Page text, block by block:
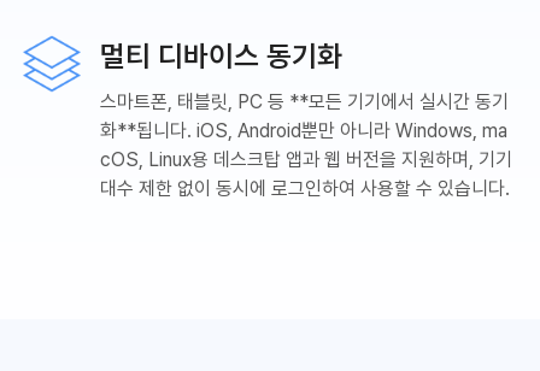
멀티 디바이스 동기화
스마트폰, 태블릿, PC 등 **모든 기기에서 실시간 동기
화**됩니다. iOS, Android뿐만 아니라 Windows, ma
cOS, Linux용 데스크탑 앱과 웹 버전을 지원하며, 기기
대수 제한 없이 동시에 로그인하여 사용할 수 있습니다.